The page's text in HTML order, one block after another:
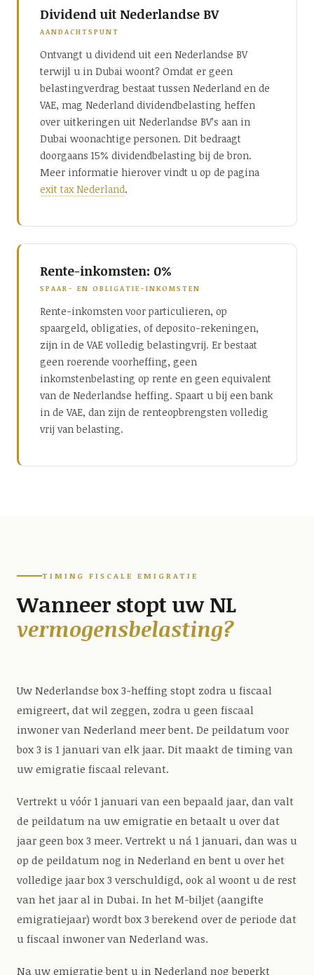
Dividend uit Nederlandse BV
AANDACHTSPUNT
Ontvangt u dividend uit een Nederlandse BV
terwijl u in Dubai woont? Omdat er geen
belastingverdrag bestaat tussen Nederland en de
VAE, mag Nederland dividendbelasting heffen
over uitkeringen uit Nederlandse BV’s aan in
Dubai woonachtige personen. Dit bedraagt
doorgaans 15% dividendbelasting bij de bron.
Meer informatie hierover vindt u op de pagina
exit tax Nederland.
Rente-inkomsten: 0%
SPAAR- EN OBLIGATIE-INKOMSTEN
Rente-inkomsten voor particulieren, op
spaargeld, obligaties, of deposito-rekeningen,
zijn in de VAE volledig belastingvrij. Er bestaat
geen roerende voorheffing, geen
inkomstenbelasting op rente en geen equivalent
van de Nederlandse heffing. Spaart u bij een bank
in de VAE, dan zijn de renteopbrengsten volledig
vrij van belasting.
TIMING FISCALE EMIGRATIE
Wanneer stopt uw NL
vermogensbelasting?
Uw Nederlandse box 3-heffing stopt zodra u fiscaal
emigreert, dat wil zeggen, zodra u geen fiscaal
inwoner van Nederland meer bent. De peildatum voor
box 3 is 1 januari van elk jaar. Dit maakt de timing van
uw emigratie fiscaal relevant.
Vertrekt u vóór 1 januari van een bepaald jaar, dan valt
de peildatum na uw emigratie en betaalt u over dat
jaar geen box 3 meer. Vertrekt u ná 1 januari, dan was u
op de peildatum nog in Nederland en bent u over het
volledige jaar box 3 verschuldigd, ook al woont u de rest
van het jaar al in Dubai. In het M-biljet (aangifte
emigratiejaar) wordt box 3 berekend over de periode dat
u fiscaal inwoner van Nederland was.
Na uw emigratie bent u in Nederland nog beperkt